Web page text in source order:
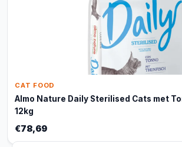
CAT FOOD
Almo Nature Daily Sterilised Cats met
12kg
€78,69